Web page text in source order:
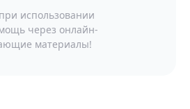
использовании
через онлайн-
материалы!